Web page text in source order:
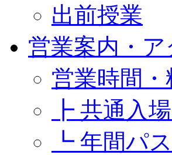
出前授業
営業案内・ア
営業時間・
┣ 共通入
┗ 年間パ